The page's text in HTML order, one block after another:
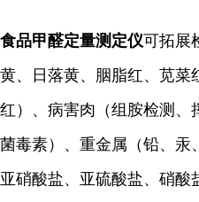
食品甲醛定量测定仪可拓展
黄、日落黄、胭脂红、苋菜
红）、病害肉（组胺检测、
菌毒素）、重金属（铅、汞
亚硝酸盐、亚硫酸盐、硝酸